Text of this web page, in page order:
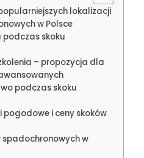
lokalizacji
w Polsce
podczas skoku
– propozycja dla
podczas skoku
pogodowe i ceny skoków
spadochronowych w